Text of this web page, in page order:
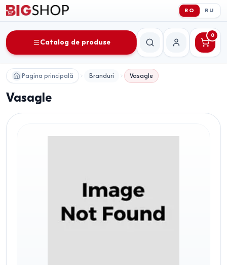
RO RU
Catalog de produse
CăutareContul meu
0
Pagina principală Branduri Vasagle
Vasagle